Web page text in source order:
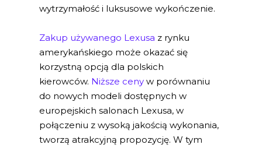
wytrzymałość i luksusowe wykończenie.
Zakup używanego Lexusa z rynku
amerykańskiego może okazać się
korzystną opcją dla polskich
kierowców. Niższe ceny w porównaniu
do nowych modeli dostępnych w
europejskich salonach Lexusa, w
połączeniu z wysoką jakością wykonania,
tworzą atrakcyjną propozycję. W tym